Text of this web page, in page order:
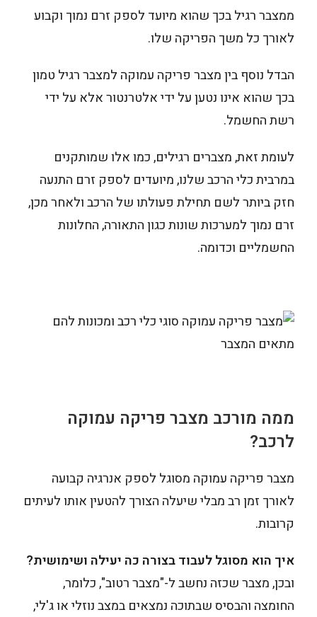
ממצבר רגיל בכך שהוא מיועד לספק זרם נמוך וקבוע
לאורך כל משך הפריקה שלו.
הבדל נוסף בין מצבר פריקה עמוקה למצבר רגיל טמון
בכך שהוא אינו נטען על ידי אלטרנטור אלא על ידי
רשת החשמל.
לעומת זאת, מצברים רגילים, כמו אלו שמותקנים
במרבית כלי הרכב שלנו, מיועדים לספק זרם התנעה
חזק ביותר לשם תחילת פעולתו של הרכב ולאחר מכן,
זרם נמוך למערכות שונות כגון התאורה, החלונות
החשמליים וכדומה.
ממה מורכב מצבר פריקה עמוקה
לרכב?
מצבר פריקה עמוקה מסוגל לספק אנרגיה קבועה
לאורך זמן רב מבלי שיעלה הצורך להטעין אותו לעיתים
קרובות.
איך הוא מסוגל לעבוד בצורה כה יעילה ושימושית?
ובכן, מצבר שכזה נחשב ל-"מצבר רטוב", כלומר,
החומצה והבסיס שבתוכה נמצאים במצב נוזלי או ג'לי,